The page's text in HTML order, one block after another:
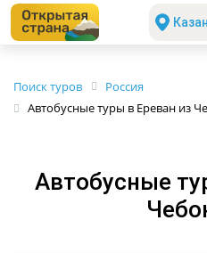
Поиск туров
Россия
Автобусные туры в Ереван из
Автобусные